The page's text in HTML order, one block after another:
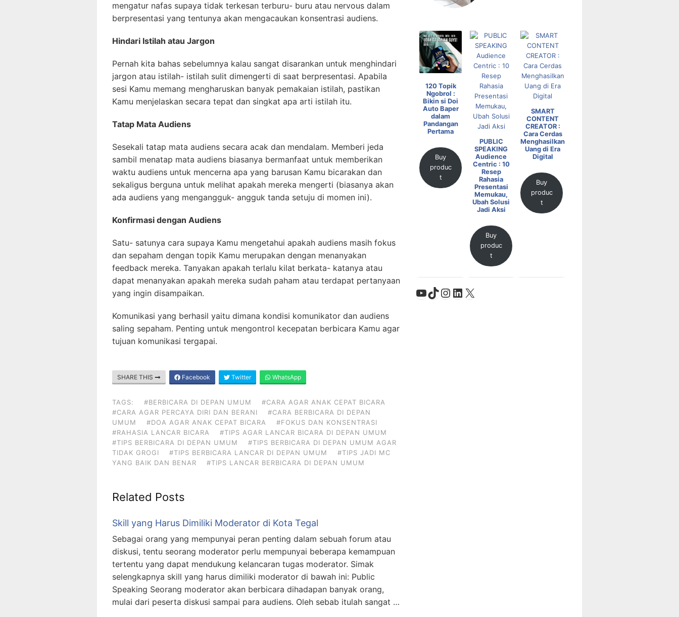
mengatur nafas supaya tidak terkesan terburu- buru atau nervous dalam
berpresentasi yang tentunya akan mengacaukan konsentrasi audiens.
Hindari Istilah atau Jargon
Pernah kita bahas sebelumnya kalau sangat disarankan untuk menghindari
jargon atau istilah- istilah sulit dimengerti di saat berpresentasi. Apabila
sesi Kamu memang mengharuskan banyak pemakaian istilah, pastikan
Kamu menjelaskan secara tepat dan singkat apa arti istilah itu.
Tatap Mata Audiens
Sesekali tatap mata audiens secara acak dan mendalam. Memberi jeda
sambil menatap mata audiens biasanya bermanfaat untuk memberikan
waktu audiens untuk mencerna apa yang barusan Kamu bicarakan dan
sekaligus berguna untuk melihat apakah mereka mengerti (biasanya akan
ada audiens yang mengangguk- angguk tanda setuju di momen ini).
Konfirmasi dengan Audiens
Satu- satunya cara supaya Kamu mengetahui apakah audiens masih fokus
dan sepaham dengan topik Kamu merupakan dengan menanyakan
feedback mereka. Tanyakan apakah terlalu kilat berkata- katanya atau
dapat menanyakan apakah mereka sudah paham atau terdapat pertanyaan
yang ingin disampaikan.
Komunikasi yang berhasil yaitu dimana kondisi komunikator dan audiens
saling sepaham. Penting untuk mengontrol kecepatan berbicara Kamu agar
tujuan komunikasi tergapai.
SHARE THIS Facebook Twitter WhatsApp
TAGS: #BERBICARA DI DEPAN UMUM
#CARA AGAR ANAK CEPAT BICARA
#CARA AGAR PERCAYA DIRI DAN BERANI
#CARA BERBICARA DI DEPAN
UMUM
#DOA AGAR ANAK CEPAT BICARA
#FOKUS DAN KONSENTRASI
#RAHASIA LANCAR BICARA
#TIPS AGAR LANCAR BICARA DI DEPAN UMUM
#TIPS BERBICARA DI DEPAN UMUM
#TIPS BERBICARA DI DEPAN UMUM AGAR
TIDAK GROGI
#TIPS BERBICARA LANCAR DI DEPAN UMUM
#TIPS JADI MC
YANG BAIK DAN BENAR
#TIPS LANCAR BERBICARA DI DEPAN UMUM
Related Posts
Skill yang Harus Dimiliki Moderator di Kota Tegal
Sebagai orang yang mempunyai peran penting dalam sebuah forum atau
diskusi, tentu seorang moderator perlu mempunyai beberapa kemampuan
tertentu yang dapat mendukung kelancaran tugas moderator. Simak
selengkapnya skill yang harus dimiliki moderator di bawah ini: Public
Speaking Seorang moderator akan berbicara dihadapan banyak orang,
mulai dari peserta diskusi sampai para audiens. Oleh sebab itulah sangat …
120 Topik
Ngobrol :
Bikin si Doi
Auto Baper
dalam
Pandangan
Pertama
Buy
produc
t
PUBLIC
SPEAKING
Audience
Centric : 10
Resep
Rahasia
Presentasi
Memukau,
Ubah Solusi
Jadi Aksi
Buy
produc
t
SMART
CONTENT
CREATOR :
Cara Cerdas
Menghasilkan
Uang di Era
Digital
Buy
produc
t
YouTube
TikTok
Instagram
LinkedIn
X